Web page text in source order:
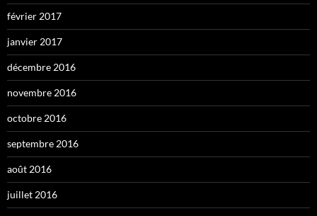
février 2017
janvier 2017
décembre 2016
novembre 2016
octobre 2016
septembre 2016
août 2016
juillet 2016